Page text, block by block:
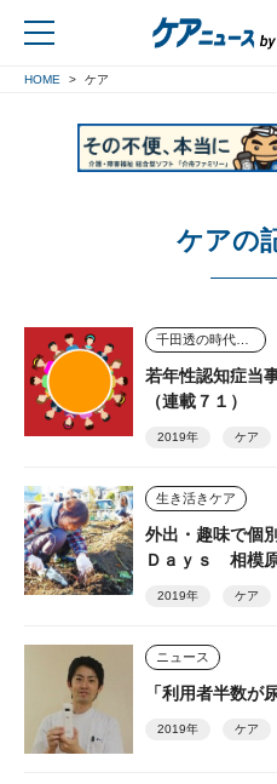
HOME ケア
ケアの
若年性認知症当
（連載７１）
2019年 ケア
生き活きケア
外出・趣味で個
Ｄａｙｓ 相模
2019年 ケア
ニュース
「利用者半数が
2019年 ケア